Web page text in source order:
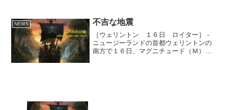
NEWS 不吉な地震
［ウェリントン １６日 ロイター］ -
ニュージーランドの首都ウェリントンの
南方で１６日、マグニチュード（Ｍ）